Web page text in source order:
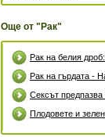
Още от "Рак"
Рак на белия
Рак на гърдата -
Сексът предпазва
Плодовете и